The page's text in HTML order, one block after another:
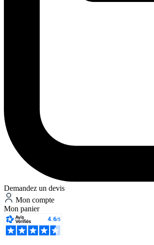
Demandez un devis
Mon compte
Mon panier